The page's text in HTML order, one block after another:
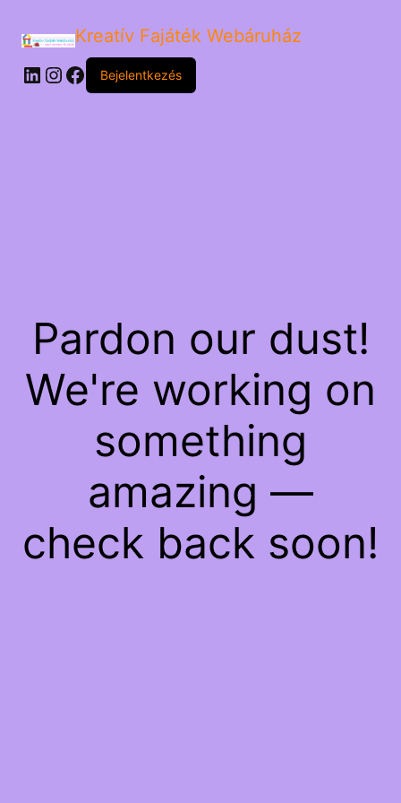
Kreatív Fajáték Webáruház
LinkedIn
Instagram
Facebook
Bejelentkezés
Pardon our dust!
We're working on
something
amazing —
check back soon!